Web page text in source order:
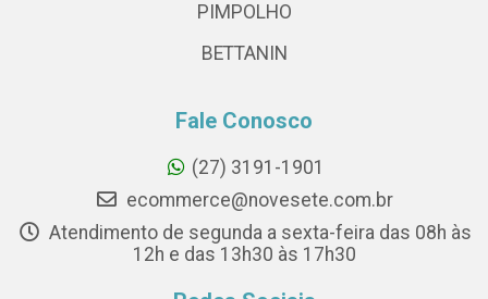
PIMPOLHO
BETTANIN
Fale Conosco
(27) 3191-1901
ecommerce@novesete.com.br
Atendimento de segunda a sexta-feira das 08h às
12h e das 13h30 às 17h30